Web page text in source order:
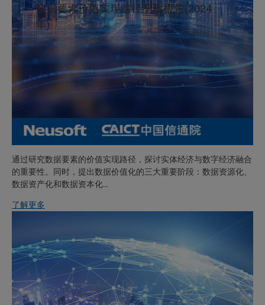
数据要素价值实现路径洞察报告(2024
年)
通过研究数据要素的价值实现路径，探讨实体经济与数字经济融合
的重要性。同时，提出数据价值化的三大重要阶段：数据资源化、
数据资产化和数据资本化…
了解更多